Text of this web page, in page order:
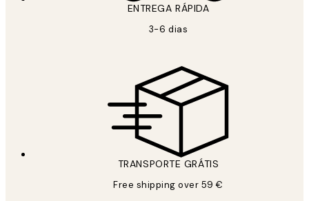
ENTREGA RÁPIDA
3-6 dias
TRANSPORTE GRÁTIS
Free shipping over 59 €